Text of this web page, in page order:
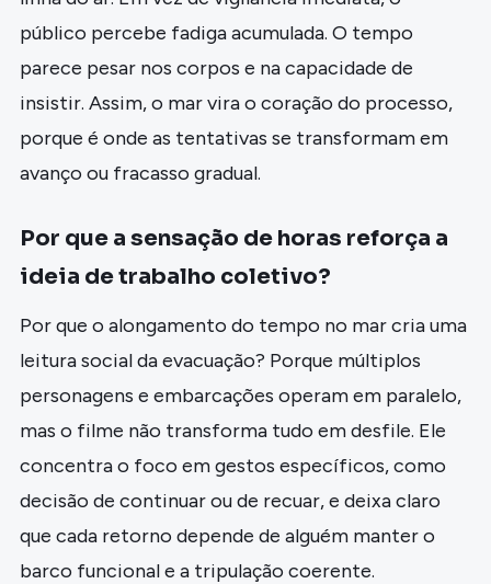
público percebe fadiga acumulada. O tempo
parece pesar nos corpos e na capacidade de
insistir. Assim, o mar vira o coração do processo,
porque é onde as tentativas se transformam em
avanço ou fracasso gradual.
Por que a sensação de horas reforça a
ideia de trabalho coletivo?
Por que o alongamento do tempo no mar cria uma
leitura social da evacuação? Porque múltiplos
personagens e embarcações operam em paralelo,
mas o filme não transforma tudo em desfile. Ele
concentra o foco em gestos específicos, como
decisão de continuar ou de recuar, e deixa claro
que cada retorno depende de alguém manter o
barco funcional e a tripulação coerente.